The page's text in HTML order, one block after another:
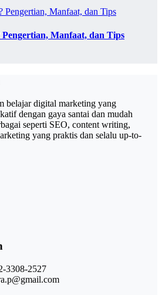
Manfaat, dan Tips
belajar digital marketing yang
dengan gaya santai dan mudah
seperti SEO, content writing,
yang praktis dan selalu up-to-
3308-2527